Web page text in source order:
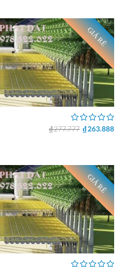
GIÁ RẺ
₫ 277.777 ₫ 263.888
GIÁ RẺ